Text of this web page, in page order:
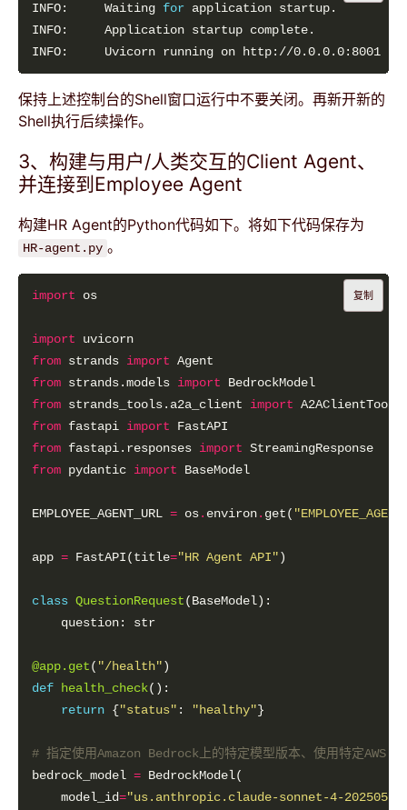
INFO:     Waiting for
INFO:     Uvicorn running on http://0.0.0.0:8001
保持上述控制台的Shell窗口运行中不要关闭。再新开新的
Shell执行后续操作。
3、构建与用户/人类交互的Client Agent、
并连接到Employee Agent
构建HR Agent的Python代码如下。将如下代码保存为
HR-agent.py 。
import
import
from strands import
from strands.models import
from strands_tools.a2a_client import
from fastapi import
from fastapi.responses import
from pydantic import
EMPLOYEE_AGENT_URL = os. environ. get(
app = FastAPI(title="HR Agent API"
class QuestionRequest
@app.get( "/health"
def
health_check
return {"status" : "healthy"
# 指定使用Amazon Bedrock上的特定模型版本、使用特定AWS
bedrock_model =
    model_id
="us.anthropic.claude-sonnet-4-
复制